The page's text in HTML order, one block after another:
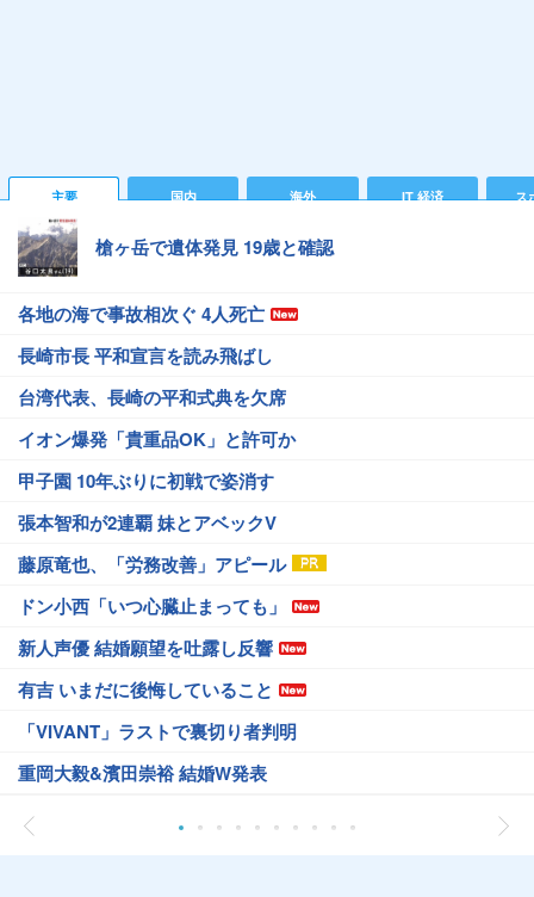
主要 国内 海外 IT 経済 ス
槍ヶ岳で遺体発見 19歳と確認
各地の海で事故相次ぐ 4人死亡
長崎市長 平和宣言を読み飛ばし
台湾代表、長崎の平和式典を欠席
イオン爆発「貴重品OK」と許可か
甲子園 10年ぶりに初戦で姿消す
張本智和が2連覇 妹とアベックV
藤原竜也、「労務改善」アピール
ドン小西「いつ心臓止まっても」
新人声優 結婚願望を吐露し反響
有吉 いまだに後悔していること
「VIVANT」ラストで裏切り者判明
重岡大毅&濱田崇裕 結婚W発表